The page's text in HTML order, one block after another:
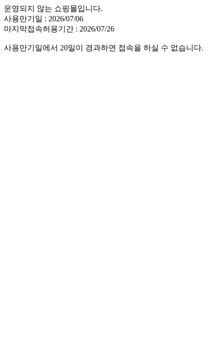
운영되지 않는 쇼핑몰입니다.
사용만기일 : 2026/07/06
마지막접속허용기간 : 2026/07/26
사용만기일에서 20일이 경과하면 접속을 하실 수 없습니다.